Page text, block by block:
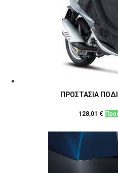
ΠΡΟΣΤΑΣΙΑ
128,01 €